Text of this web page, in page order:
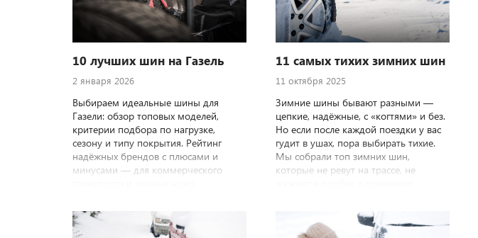
10 лучших шин на Газель
2 января 2026
Выбираем идеальные шины для
Газели: обзор топовых моделей,
критерии подбора по нагрузке,
сезону и типу покрытия. Рейтинг
надёжных брендов с плюсами и
минусами — для коммерческого
11 самых тихих зимних шин
11 октября 2025
Зимние шины бывают разными —
цепкие, надёжные, с «когтями» и без.
Но если после каждой поездки у вас
гудит в ушах, пора выбирать тихие.
Мы собрали топ зимних шин,
которые не ревут на трассе, не